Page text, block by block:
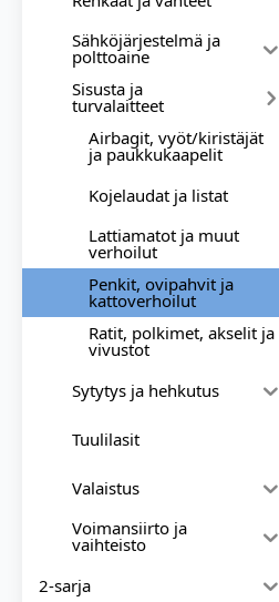
Sähköjärjestelmä ja
polttoaine
Sisusta ja
turvalaitteet
Airbagit, vyöt/kiristäjät
ja paukkukaapelit
Kojelaudat ja listat
Lattiamatot ja muut
verhoilut
Penkit, ovipahvit ja
kattoverhoilut
Ratit, polkimet, akselit ja
vivustot
Sytytys ja hehkutus
Tuulilasit
Valaistus
Voimansiirto ja
vaihteisto
2-sarja